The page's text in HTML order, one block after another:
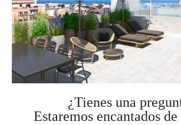
¿Tienes una pregunta?
Estaremos encantados